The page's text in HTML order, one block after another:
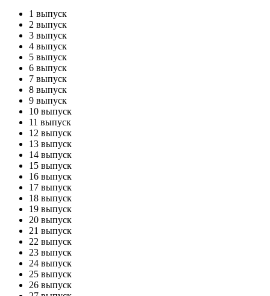
1 выпуск
2 выпуск
3 выпуск
4 выпуск
5 выпуск
6 выпуск
7 выпуск
8 выпуск
9 выпуск
10 выпуск
11 выпуск
12 выпуск
13 выпуск
14 выпуск
15 выпуск
16 выпуск
17 выпуск
18 выпуск
19 выпуск
20 выпуск
21 выпуск
22 выпуск
23 выпуск
24 выпуск
25 выпуск
26 выпуск